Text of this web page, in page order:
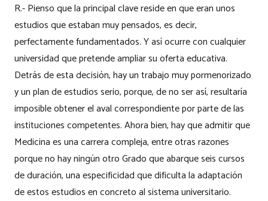
R.- Pienso que la principal clave reside en que eran unos
estudios que estaban muy pensados, es decir,
perfectamente fundamentados. Y así ocurre con cualquier
universidad que pretende ampliar su oferta educativa.
Detrás de esta decisión, hay un trabajo muy pormenorizado
y un plan de estudios serio, porque, de no ser así, resultaría
imposible obtener el aval correspondiente por parte de las
instituciones competentes. Ahora bien, hay que admitir que
Medicina es una carrera compleja, entre otras razones
porque no hay ningún otro Grado que abarque seis cursos
de duración, una especificidad que dificulta la adaptación
de estos estudios en concreto al sistema universitario.